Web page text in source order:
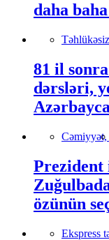
daha
81 il
dərsləri,
Cəmiyyət,
Prezident
özünün
Ekspress